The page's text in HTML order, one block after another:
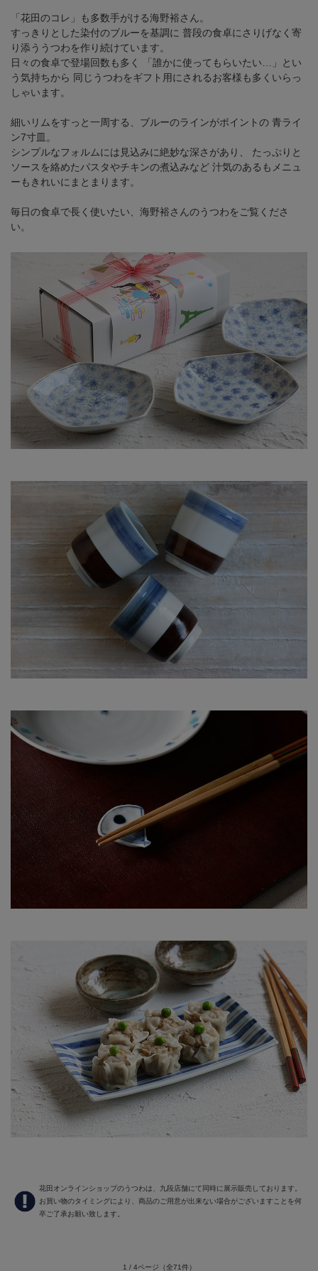
「花田のコレ」も多数手がける海野裕さん。
すっきりとした染付のブルーを基調に 普段の食卓にさりげなく寄
り添ううつわを作り続けています。
日々の食卓で登場回数も多く
「誰かに使ってもらいたい…」とい
う気持ちから 同じうつわをギフト用にされるお客様も多くいらっ
しゃいます。
細いリムをすっと一周する、ブルーのラインがポイントの 青ライ
ン7寸皿。
シンプルなフォルムには見込みに絶妙な深さがあり、
たっぷりと
ソースを絡めたパスタやチキンの煮込みなど 汁気のあるもメニュ
ーもきれいにまとまります。
毎日の食卓で長く使いたい、海野裕さんのうつわをご覧くださ
い。
花田オンラインショップのうつわは、九段店舗にて同時に展示販売しております。
お買い物のタイミングにより、商品のご用意が出来ない場合がございますことを何
卒ご了承お願い致します。
1 / 4ページ （全71件）